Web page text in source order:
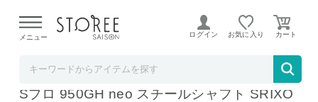
よる配送遅延が発生しております。
メニュー ログイン お気に入り
ダンロップ スリクソン ZXi5 アイアン単品 N
Sプロ 950GH neo スチールシャフト SRIXO